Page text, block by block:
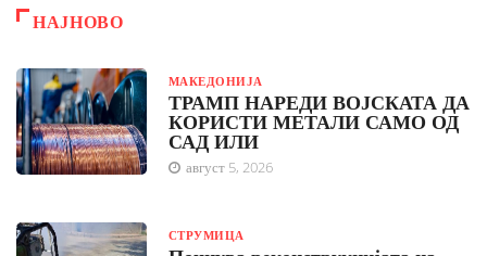
НАЈНОВО
МАКЕДОНИЈА
ТРАМП НАРЕДИ ВОЈСКАТА ДА
КОРИСТИ МЕТАЛИ САМО ОД
САД ИЛИ
август 5, 2026
СТРУМИЦА